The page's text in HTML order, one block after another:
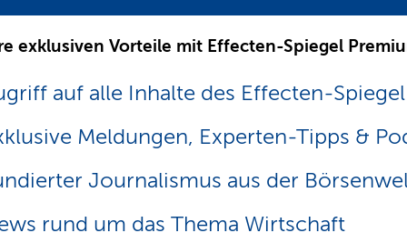
exklusiven Vorteile mit Effecten-Spiegel
auf alle Inhalte des Effecten-Spiegel
Meldungen, Experten-Tipps &
Journalismus aus der
rund um das Thema Wirtschaft